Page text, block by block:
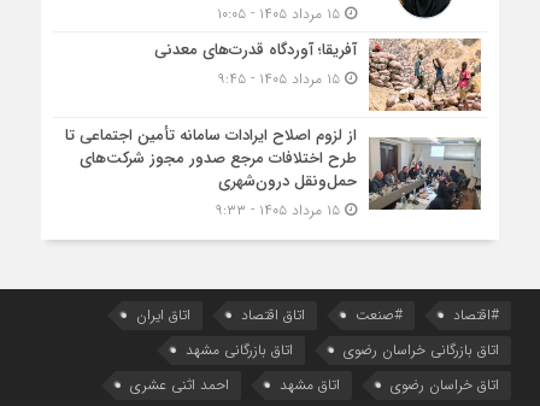
۱۵ مرداد ۱۴۰۵ - ۱۰:۰۵
آفریقا؛ آوردگاه قدرت‌های معدنی
۱۵ مرداد ۱۴۰۵ - ۹:۴۵
از لزوم اصلاح ایرادات سامانه تأمین اجتماعی تا
طرح اختلافات مرجع صدور مجوز شرکت‌های
حمل‌ونقل درون‌شهری
۱۵ مرداد ۱۴۰۵ - ۹:۳۳
#اقتصاد #صنعت اتاق اقتصاد
اتاق ایران
اتاق بازرگانی خراسان رضوی
اتاق بازرگانی مشهد
اتاق خراسان رضوی
اتاق مشهد
احمد اثنی عشری